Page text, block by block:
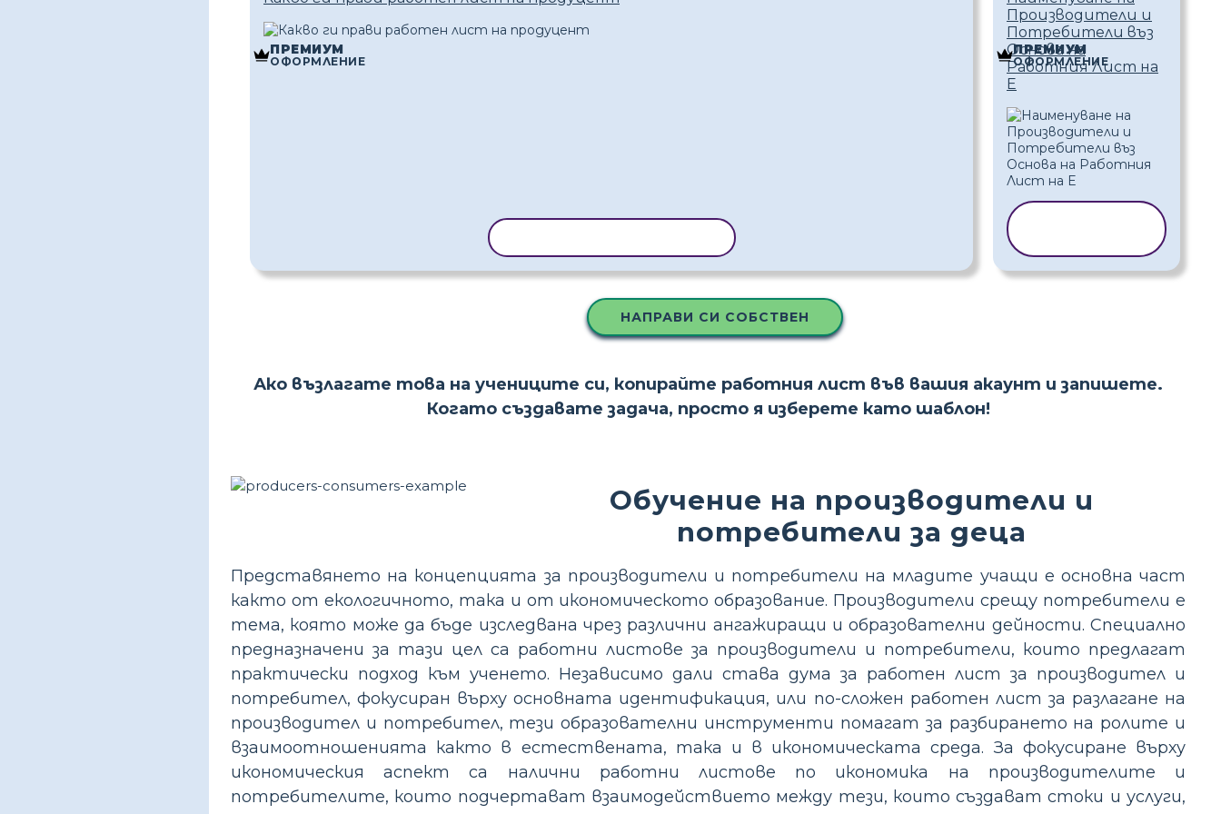
ПРЕМИУМ
ОФОРМЛЕНИЕ
Производители и
Потребители въз
Основа на
Работния Лист на
Е
ПРЕМИУМ
ОФОРМЛЕНИЕ
НАПРАВИ СИ СОБСТВЕН
Ако възлагате това на учениците си, копирайте работния лист във вашия акаунт и запишете.
Когато създавате задача, просто я изберете като шаблон!
Обучение на производители и
потребители за деца
Представянето на концепцията за производители и потребители на младите учащи е основна част
както от екологичното, така и от икономическото образование. Производители срещу потребители е
тема, която може да бъде изследвана чрез различни ангажиращи и образователни дейности. Специално
предназначени за тази цел са работни листове за производители и потребители, които предлагат
практически подход към ученето. Независимо дали става дума за работен лист за производител и
потребител, фокусиран върху основната идентификация, или по-сложен работен лист за разлагане на
производител и потребител, тези образователни инструменти помагат за разбирането на ролите и
взаимоотношенията както в естествената, така и в икономическата среда. За фокусиране върху
икономическия аспект са налични работни листове по икономика на производителите и
потребителите, които подчертават взаимодействието между тези, които създават стоки и услуги,